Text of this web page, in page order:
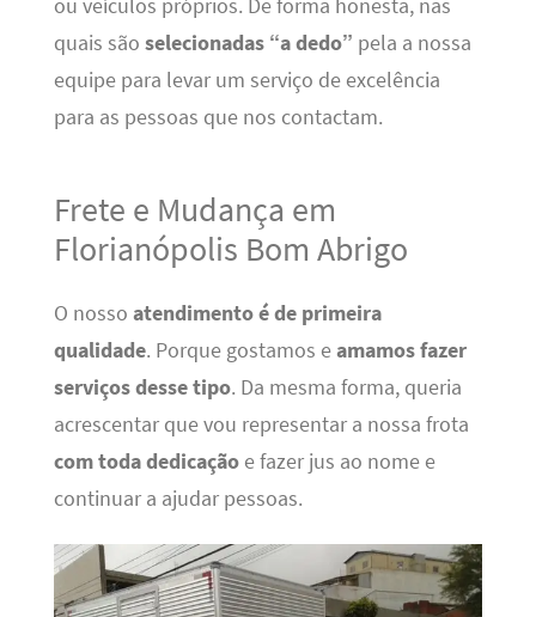
ou veículos próprios. De forma honesta, nas
quais são selecionadas “a dedo” pela a nossa
equipe para levar um serviço de excelência
para as pessoas que nos contactam.
Frete e Mudança em
Florianópolis Bom Abrigo
O nosso atendimento é de primeira
qualidade. Porque gostamos eamamos fazer
serviços desse tipo. Da mesma forma, queria
acrescentar que vou representar a nossa frota
com toda dedicaçãoe fazer jus ao nome e
continuar a ajudar pessoas.